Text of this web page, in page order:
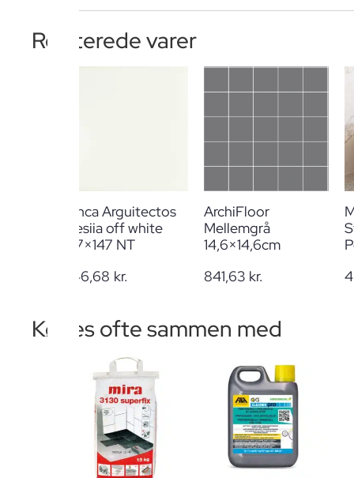
Relaterede varer
Cinca Arguitectos
Fresiia off white
147×147 NT
246,68 kr.
ArchiFloor
Mellemgrå
14,6×14,6cm
841,63 kr.
Købes ofte sammen med